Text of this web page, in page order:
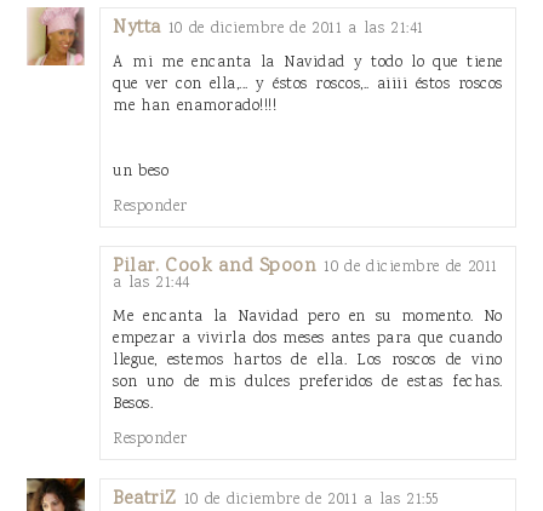
Nytta 10 de diciembre de 2011 a las 21:41
A mi me encanta la Navidad y todo lo que tiene
que ver con ella,... y éstos roscos,.. aiiii éstos roscos
me han enamorado!!!!
un beso
Responder
Pilar. Cook and Spoon 10 de diciembre de 2011
a las 21:44
Me encanta la Navidad pero en su momento. No
empezar a vivirla dos meses antes para que cuando
llegue, estemos hartos de ella. Los roscos de vino
son uno de mis dulces preferidos de estas fechas.
Besos.
Responder
BeatriZ 10 de diciembre de 2011 a las 21:55